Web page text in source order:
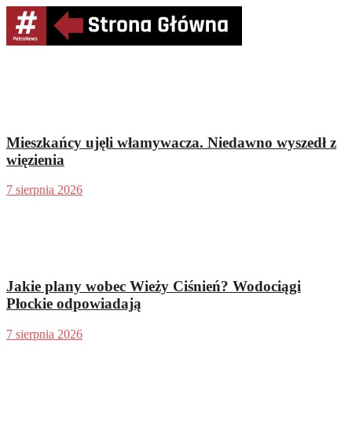
Mieszkańcy ujęli włamywacza. Niedawno wyszedł z
więzienia
7 sierpnia 2026
Jakie plany wobec Wieży Ciśnień? Wodociągi
Płockie odpowiadają
7 sierpnia 2026